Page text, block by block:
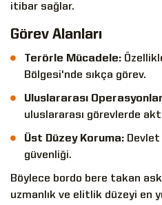
itibar sağlar.
Görev Alanları
Terörle Mücadele:
Bölgesi'nde sıkça görev.
Uluslararası
uluslararası görevlerde
Üst Düzey Koruma:
güvenliği.
Böylece bordo bere takan
uzmanlık ve elitlik düzeyi en